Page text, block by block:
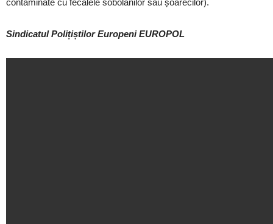
contaminate cu fecalele sobolanilor sau șoarecilor).
Sindicatul Polițiștilor Europeni EUROPOL